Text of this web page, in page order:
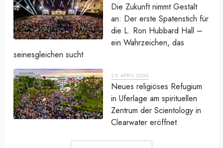
Die Zukunft nimmt Gestalt
an: Der erste Spatenstich für
die L. Ron Hubbard Hall –
ein Wahrzeichen, das
seinesgleichen sucht
25. APRIL 2026
Neues religiöses Refugium
in Uferlage am spirituellen
Zentrum der Scientology in
Clearwater eröffnet